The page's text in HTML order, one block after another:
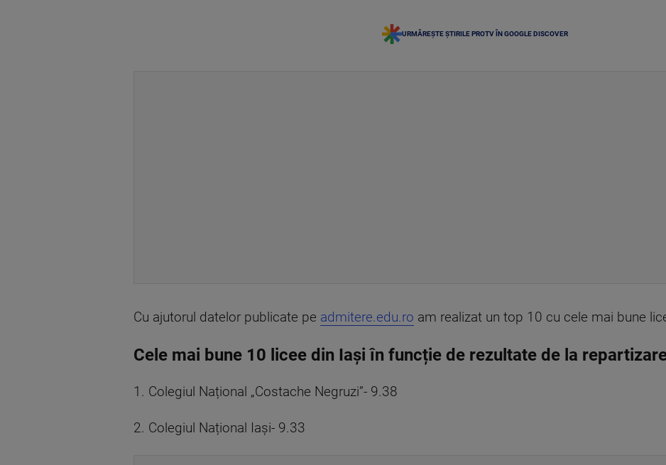
URMĂREȘTE ȘTIRILE PROTV ÎN GOOGLE DISCOVER
Cu ajutorul datelor publicate pe admitere.edu.ro am realizat un top 10 cu cele mai bune
Cele mai bune 10 licee din Iași în funcție de rezultate de la
1. Colegiul Național „Costache Negruzi”- 9.38
2. Colegiul Național Iași- 9.33